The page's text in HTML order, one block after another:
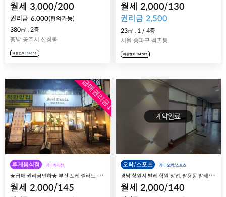
월세 3,000/200
권리금 6,000(협의가능)
380㎡ , 2층
충남 공주시 산성동
매물번호 : 34951
월세 2,000/130
권리금 2,500
23㎡ , 1 / 4층
서울 송파구 석촌동
매물번호 : 34782
급매권리금↓
휴게음식점 기타휴게점
★
급매 권리금인하★ 부산 포케 셀러드 창업, 남구 용호동 보울담다 포케&샐러드 매장 매매 양도양수
월세 2,000/145
오락/스포츠 기타 오락/스포츠
경
남 창원시 발레 학원 창업, 팔용동 발레 아카데미 매장 매매 양도양수
월세 2,000/140